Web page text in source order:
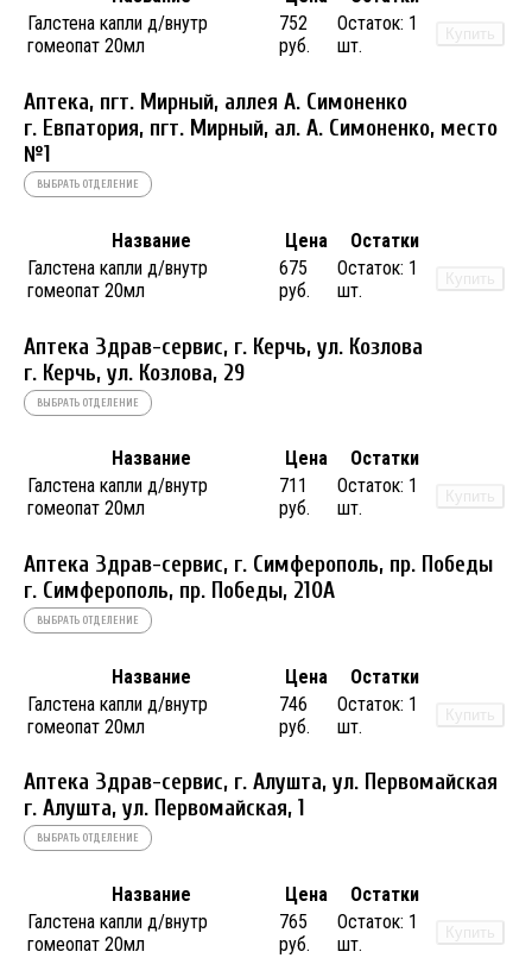
Галстена капли д/внутр
гомеопат 20мл
752
руб.
Остаток: 1
шт.
Купить
Аптека, пгт. Мирный, аллея А. Симоненко
г. Евпатория, пгт. Мирный, ал. А. Симоненко, место
№1
ВЫБРАТЬ ОТДЕЛЕНИЕ
Название Цена
Остатки
Галстена капли д/внутр
гомеопат 20мл
675
руб.
Остаток: 1
шт.
Купить
Аптека Здрав-сервис, г. Керчь, ул. Козлова
г. Керчь, ул. Козлова, 29
ВЫБРАТЬ ОТДЕЛЕНИЕ
Название Цена
Остатки
Галстена капли д/внутр
гомеопат 20мл
711
руб.
Остаток: 1
шт.
Купить
Аптека Здрав-сервис, г. Симферополь, пр. Победы
г. Симферополь, пр. Победы, 210A
ВЫБРАТЬ ОТДЕЛЕНИЕ
Название Цена
Остатки
Галстена капли д/внутр
гомеопат 20мл
746
руб.
Остаток: 1
шт.
Купить
Аптека Здрав-сервис, г. Алушта, ул. Первомайская
г. Алушта, ул. Первомайская, 1
ВЫБРАТЬ ОТДЕЛЕНИЕ
Название Цена
Остатки
Галстена капли д/внутр
гомеопат 20мл
765
руб.
Остаток: 1
шт.
Купить